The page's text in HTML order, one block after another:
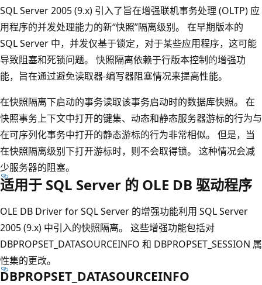
SQL Server 2005 (9.x) 引入了旨在增强联机事务处理 (OLTP) 应
用程序的并发处理能力的新“快照”隔离级别。 在早期版本的
SQL Server 中，并发仅基于锁定，对于某些应用程序，这可能
导致阻塞和死锁问题。 快照隔离依赖于行版本控制的增强功
能，旨在通过避免读取器-编写器阻塞情况来提高性能。
在快照隔离下启动的事务读取该事务启动时的数据库快照。 在
快照事务上下文中打开的键集、动态和静态服务器游标的行为与
在可序列化事务中打开的静态游标的行为非常相似。 但是，当
在快照隔离级别下打开游标时，则不会取得锁。 这种情况会减
少服务器的阻塞。
适用于 SQL Server 的 OLE DB 驱动程序
OLE DB Driver for SQL Server 的增强功能利用 SQL Server
2005 (9.x) 中引入的快照隔离。 这些增强功能包括对
DBPROPSET_DATASOURCEINFO 和 DBPROPSET_SESSION 属
性集的更改。
DBPROPSET_DATASOURCEINFO